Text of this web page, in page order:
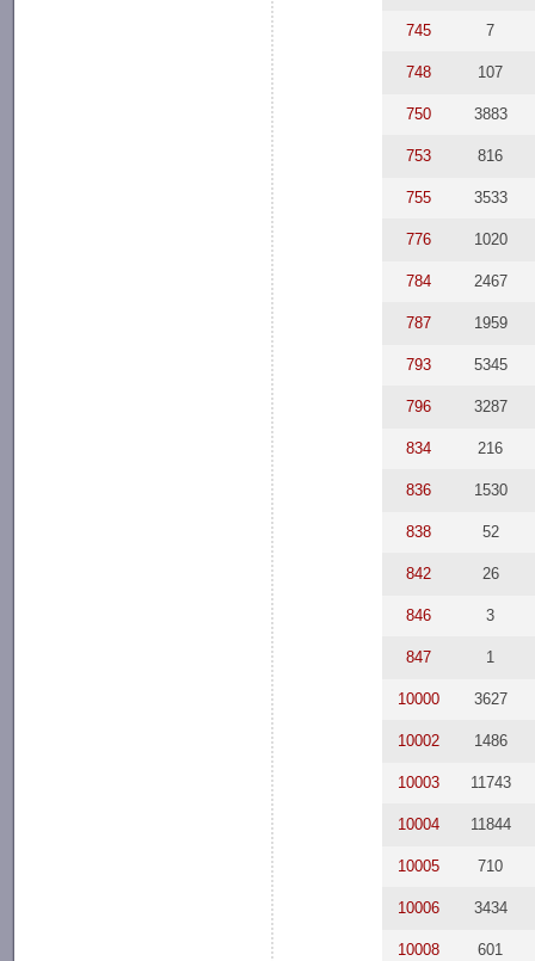
745 7
748 107
750 3883
753 816
755 3533
776 1020
784 2467
787 1959
793 5345
796 3287
834 216
836 1530
838 52
842 26
846 3
847 1
10000 3627
10002 1486
10003 11743
10004 11844
10005 710
10006 3434
10008 601